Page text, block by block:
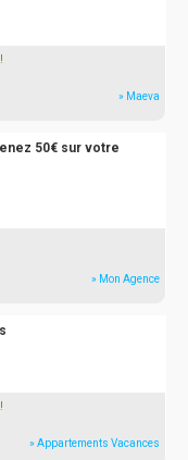
» Maeva
50€ sur votre
» Mon Agence
» Appartements Vacances